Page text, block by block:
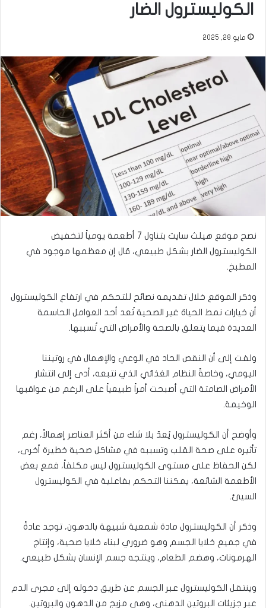
الكوليسترول الضار
مايو 28, 2025
نصح موقع هيلث سايت بتناول 7 أطعمة يومياً لتخفيض
الكوليسترول الضار بشكل طبيعي، قال إن معظمها موجود في
المطبخ.
وذكر الموقع خلال تقديمه نصائح للتحكم في ارتفاع الكوليسترول
أن خيارات نمط الحياة غير الصحية تُعد أحد العوامل الحاسمة
العديدة فيما يتعلق بالصحة والأمراض التي تُسببها.
ولفت إلى أن النقص الحاد في الوعي والإهمال في روتيننا
اليومي، وخاصةً النظام الغذائي الذي نتبعه، أدى إلى انتشار
الأمراض الصامتة التي أصبحت أمراً طبيعياً على الرغم من عواقبها
الوخيمة.
وأوضح أن الكوليسترول يُعدّ بلا شك من أكثر العناصر إهمالاً، رغم
تأثيره على صحة القلب وتسببه في مشاكل صحية خطيرة أخرى،
لكن الحفاظ على مستوى الكوليسترول ليس مكلفاً، فمع بعض
الأطعمة الشائعة، يمكننا التحكم بفاعلية في الكوليسترول
السيئ.
وذكر أن الكوليسترول مادة شمعية شبيهة بالدهون، توجد عادةً
في جميع خلايا الجسم وهو ضروري لبناء خلايا صحية، وإنتاج
الهرمونات، وهضم الطعام، وينتجه جسم الإنسان بشكل طبيعي.
وينتقل الكوليسترول عبر الجسم عن طريق دخوله إلى مجرى الدم
عبر جزيئات البروتين الدهني، وهي مزيج من الدهون والبروتين.